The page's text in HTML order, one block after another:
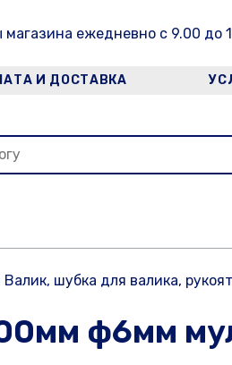
магазина ежедневно с 9.00 до
И ДОСТАВКА
Валик, шубка для валика,
ф6мм